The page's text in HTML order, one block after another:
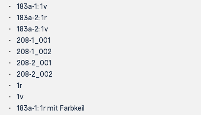
183a-1: 1v
183a-2: 1r
183a-2: 1v
208-1_001
208-1_002
208-2_001
208-2_002
1r
1v
183a-1: 1r mit Farbkeil